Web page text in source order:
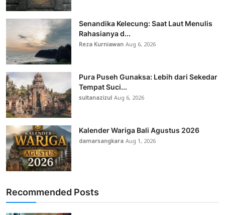
Senandika Kelecung: Saat Laut Menulis
Rahasianya d...
Reza KurniawanAug 6, 2026
Pura Puseh Gunaksa: Lebih dari Sekedar
Tempat Suci...
sultanazizulAug 6, 2026
Kalender Wariga Bali Agustus 2026
damarsangkaraAug 1, 2026
Recommended Posts